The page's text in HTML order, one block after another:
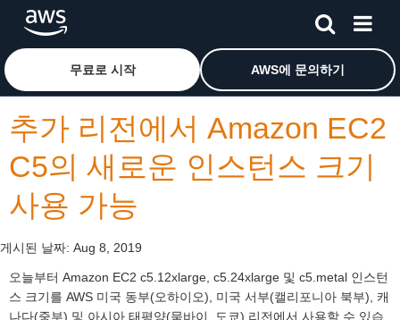
메인 콘텐츠로 건너뛰기Amazon Web Services 홈 페이지로 돌아가려면 여기를 클
무료로 시작 AWS에 문의하기
추가 리전에서 Amazon EC2
C5의 새로운 인스턴스 크기
사용 가능
게시된 날짜: Aug 8, 2019
오늘부터 Amazon EC2 c5.12xlarge, c5.24xlarge 및 c5.metal 인스턴
스 크기를 AWS 미국 동부(오하이오), 미국 서부(캘리포니아 북부), 캐
나다(중부) 및 아시아 태평양(뭄바이, 도쿄) 리전에서 사용할 수 있습